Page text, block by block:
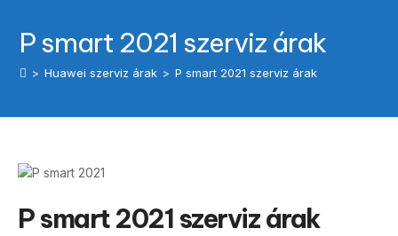
P smart 2021 szerviz árak
> Huawei szerviz árak > P smart 2021 szerviz árak
P smart 2021 szerviz árak